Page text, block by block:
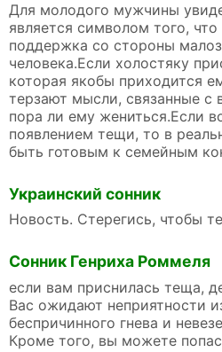
Для молодого мужчины
является символом того,
поддержка со стороны
человека.Если холостяку
которая якобы приходится
терзают мысли, связанные с
пора ли ему жениться.Если
появлением тещи, то в
быть готовым к семейным
Украинский сонник
Новость. Стерегись, чтобы
Сонник Генриха Роммеля
если вам приснилась теща,
Вас ожидают неприятности
беспричинного гнева и
Кроме того, вы можете